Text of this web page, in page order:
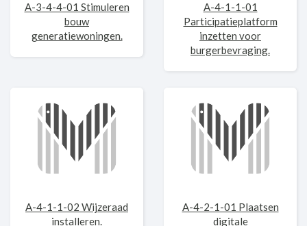
A-3-4-4-01 Stimuleren
bouw
generatiewoningen.
A-4-1-1-01
Participatieplatform
inzetten voor
burgerbevraging.
A-4-1-1-02 Wijzeraad
installeren.
A-4-2-1-01 Plaatsen
digitale